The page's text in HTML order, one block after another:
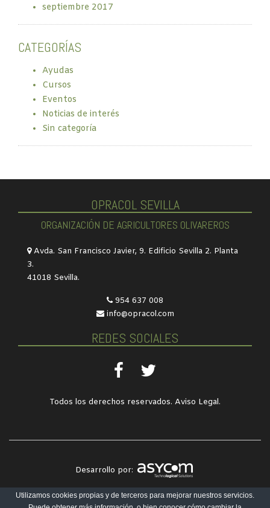
septiembre 2017
CATEGORÍAS
Ayudas
Cursos
Eventos
Noticias de interés
Sin categoría
OPRACOL SEVILLA
ORGANIZACIÓN DE AGRICULTORES OLIVAREROS
Avda. San Francisco Javier, 9. Edificio Sevilla 2. Planta
3.
41018 Sevilla.
954 637 008
info@opracol.com
REDES SOCIALES
Todos los derechos reservados. Aviso Legal.
Desarrollo por:
Utilizamos cookies propias y de terceros para mejorar nuestros servicios.